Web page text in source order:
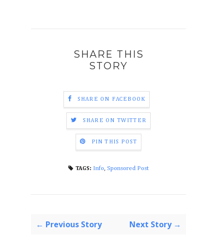
SHARE THIS
STORY
SHARE ON FACEBOOK
SHARE ON TWITTER
PIN THIS POST
TAGS: Info, Sponsored Post
← Previous Story Next Story →